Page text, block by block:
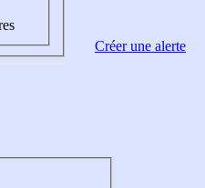
Créer une alerte